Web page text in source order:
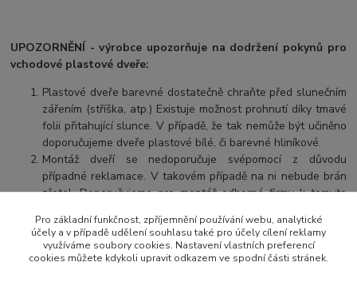
UPOZORNĚNÍ - výrobce upozorňuje na dodržení pokynů pro
vchodové plastové dveře:
Plastové dveře barevné dostatečně chraňte před slunečním
zářením (stříška, atp.) Existuje možnost prohnutí díky tmavé
folii přitahující slunce. V případě, že tak nemůže být učiněno
doporučujeme dveře plastové bílé, či barevné hliníkové.
Montáž dveří se nedoporučuje svépomocí z důvodu
případné reklamace. V takovém případě na ni nebude brán
zřetel. Doporučujeme pro montáž odborné firmy k tomuto
odborné montáži.
Pro základní funkčnost, zpříjemnění používání webu, analytické
účely a v případě udělení souhlasu také pro účely cílení reklamy
využíváme soubory cookies. Nastavení vlastních preferencí
cookies můžete kdykoli upravit odkazem ve spodní části stránek.